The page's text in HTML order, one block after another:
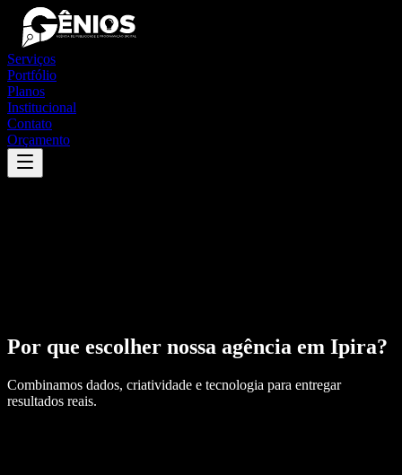
Serviços
Portfólio
Planos
Institucional
Contato
Orçamento
Por que escolher nossa agência em Ipira?
Combinamos dados, criatividade e tecnologia para entregar
resultados reais.